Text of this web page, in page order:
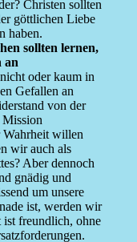
Christen sollten
göttlichen Liebe
haben.
sollten lernen,
an
oder kaum in
Gefallen an
von der
Mission
Wahrheit willen
wir auch als
Aber dennoch
gnädig und
um unsere
ist, werden wir
ist freundlich, ohne